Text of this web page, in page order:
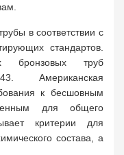
в соответствии с
стандартов.
бронзовых труб
Американская
к бесшовным
для общего
критерии для
состава, а